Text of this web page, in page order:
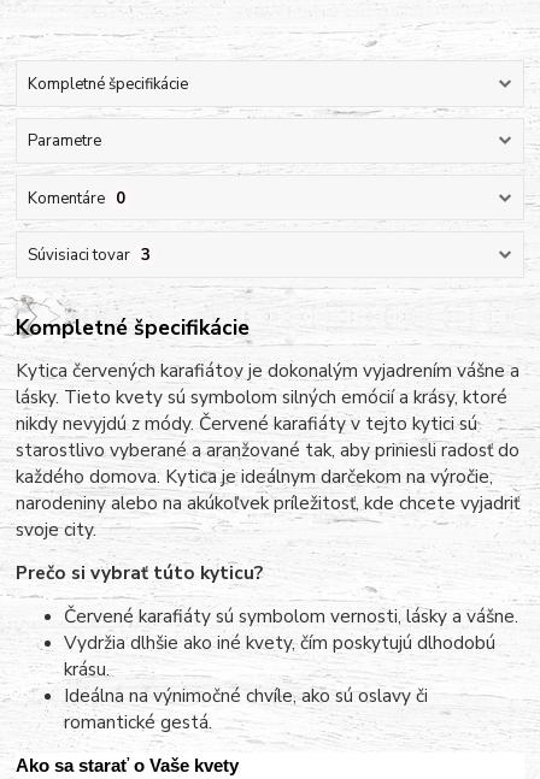
Kompletné špecifikácie
Parametre
Komentáre 0
Súvisiaci tovar 3
Kompletné špecifikácie
Kytica červených karafiátov je dokonalým vyjadrením vášne a
lásky. Tieto kvety sú symbolom silných emócií a krásy, ktoré
nikdy nevyjdú z módy. Červené karafiáty v tejto kytici sú
starostlivo vyberané a aranžované tak, aby priniesli radosť do
každého domova. Kytica je ideálnym darčekom na výročie,
narodeniny alebo na akúkoľvek príležitosť, kde chcete vyjadriť
svoje city.
Prečo si vybrať túto kyticu?
Červené karafiáty sú symbolom vernosti, lásky a vášne.
Vydržia dlhšie ako iné kvety, čím poskytujú dlhodobú
krásu.
Ideálna na výnimočné chvíle, ako sú oslavy či
romantické gestá.
Ako sa starať o Vaše kvety